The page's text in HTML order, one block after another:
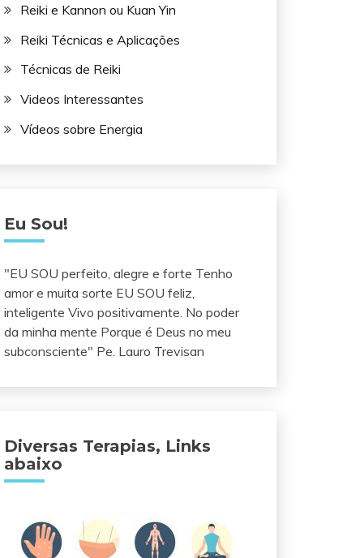
Reiki e Kannon ou Kuan Yin
Reiki Técnicas e Aplicações
Técnicas de Reiki
Videos Interessantes
Vídeos sobre Energia
Eu Sou!
"EU SOU perfeito, alegre e forte Tenho
amor e muita sorte EU SOU feliz,
inteligente Vivo positivamente. No poder
da minha mente Porque é Deus no meu
subconsciente" Pe. Lauro Trevisan
Diversas Terapias, Links
abaixo